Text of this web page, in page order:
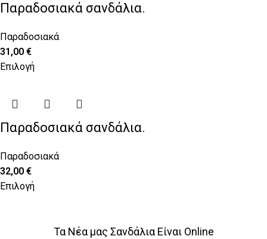
Παραδοσιακά σανδάλια.
Παραδοσιακά
31,00 €
Επιλογή
Παραδοσιακά σανδάλια.
Παραδοσιακά
32,00 €
Επιλογή
Τα Νέα μας Σανδάλια Είναι Online